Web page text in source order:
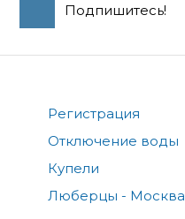
Подпишитесь!
Регистрация
Отключение воды
Купели
Люберцы - Москва